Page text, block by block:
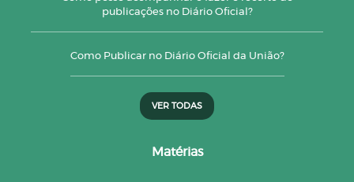
publicações no Diário Oficial?
Como Publicar no Diário Oficial da União?
VER TODAS
Matérias